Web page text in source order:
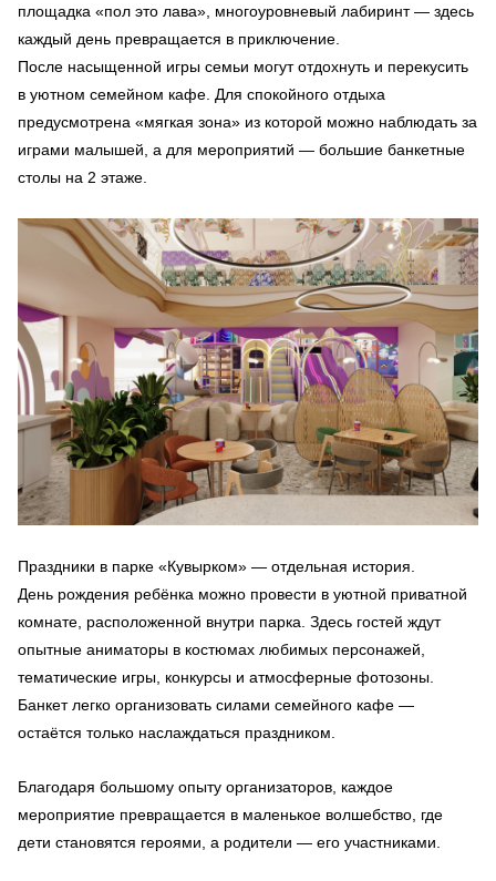
площадка «пол это лава», многоуровневый лабиринт — здесь
каждый день превращается в приключение.
После насыщенной игры семьи могут отдохнуть и перекусить
в уютном семейном кафе. Для спокойного отдыха
предусмотрена «мягкая зона» из которой можно наблюдать за
играми малышей, а для мероприятий — большие банкетные
столы на 2 этаже.
Праздники в парке «Кувырком» — отдельная история.
День рождения ребёнка можно провести в уютной приватной
комнате, расположенной внутри парка. Здесь гостей ждут
опытные аниматоры в костюмах любимых персонажей,
тематические игры, конкурсы и атмосферные фотозоны.
Банкет легко организовать силами семейного кафе —
остаётся только наслаждаться праздником.
Благодаря большому опыту организаторов, каждое
мероприятие превращается в маленькое волшебство, где
дети становятся героями, а родители — его участниками.